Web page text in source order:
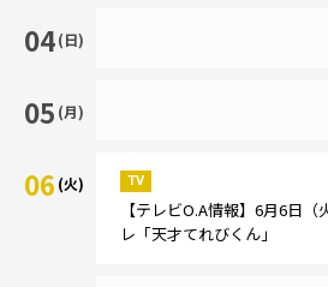
04(日)
05 (月)
06 (火) TV
【テレビO.A情報】6月6日（
レ「天才てれびくん」